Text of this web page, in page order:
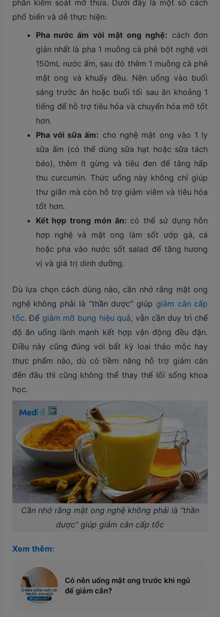
phần kiểm soát mỡ thừa. Dưới đây là một số cách
phổ biến và dễ thực hiện:
Pha nước ấm với mật ong nghệ: cách đơn
giản nhất là pha 1 muỗng cà phê bột nghệ với
150mL nước ấm, sau đó thêm 1 muỗng cà phê
mật ong và khuấy đều. Nên uống vào buổi
sáng trước ăn hoặc buổi tối sau ăn khoảng 1
tiếng để hỗ trợ tiêu hóa và chuyển hóa mỡ tốt
hơn.
Pha với sữa ấm: cho nghệ mật ong vào 1 ly
sữa ấm (có thể dùng sữa hạt hoặc sữa tách
béo), thêm ít gừng và tiêu đen để tăng hấp
thu curcumin. Thức uống này không chỉ giúp
thư giãn mà còn hỗ trợ giảm viêm và tiêu hóa
tốt hơn.
Kết hợp trong món ăn: có thể sử dụng hỗn
hợp nghệ và mật ong làm sốt ướp gà, cá
hoặc pha vào nước sốt salad để tăng hương
vị và giá trị dinh dưỡng.
Dù lựa chọn cách dùng nào, cần nhớ rằng mật ong
nghệ không phải là “thần dược” giúp giảm cân cấp
tốc. Để giảm mỡ bụng hiệu quả, vẫn cần duy trì chế
độ ăn uống lành mạnh kết hợp vận động đều đặn.
Điều này cũng đúng với bất kỳ loại thảo mộc hay
thực phẩm nào, dù có tiềm năng hỗ trợ giảm cân
đến đâu thì cũng không thể thay thế lối sống khoa
học.
Cần nhớ rằng mật ong nghệ không phải là “thần
dược” giúp giảm cân cấp tốc
Xem thêm:
Có nên uống mật ong trước khi ngủ
để giảm cân?